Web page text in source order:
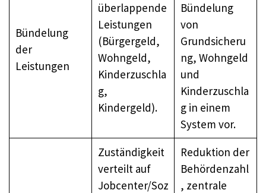
Bündelung
der
Leistungen
überlappende
Leistungen
(Bürgergeld,
Wohngeld,
Kinderzuschla
g,
Kindergeld).
Bündelung
von
Grundsicheru
ng, Wohngeld
und
Kinderzuschla
g in einem
System vor.
Zuständigkeit
verteilt auf
Jobcenter/Soz
Reduktion der
Behördenzahl
, zentrale